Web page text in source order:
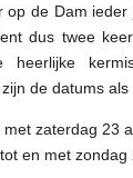
op de Dam
dus twee
heerlijke
de datums als
zaterdag 23
en met zondag